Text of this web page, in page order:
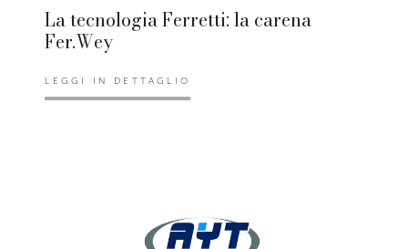
La tecnologia Ferretti: la carena
Fer.Wey
LEGGI IN DETTAGLIO